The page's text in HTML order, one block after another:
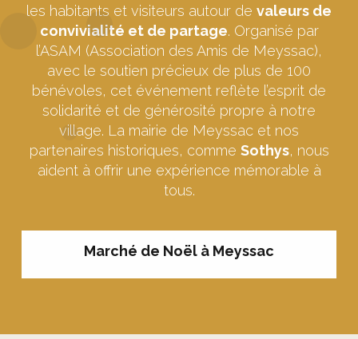
les habitants et visiteurs autour de valeurs de
convivialité et de partage. Organisé par
l’ASAM (Association des Amis de Meyssac),
avec le soutien précieux de plus de 100
bénévoles, cet événement reflète l’esprit de
solidarité et de générosité propre à notre
village. La mairie de Meyssac et nos
partenaires historiques, comme Sothys, nous
aident à offrir une expérience mémorable à
tous.
Marché de Noël à Meyssac